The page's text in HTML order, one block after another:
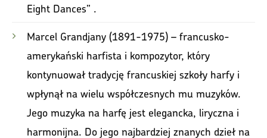
Eight Dances” .
Marcel Grandjany (1891-1975) – francusko-
amerykański harfista i kompozytor, który
kontynuował tradycję francuskiej szkoły harfy i
wpłynął na wielu współczesnych mu muzyków.
Jego muzyka na harfę jest elegancka, liryczna i
harmonijna. Do jego najbardziej znanych dzieł na